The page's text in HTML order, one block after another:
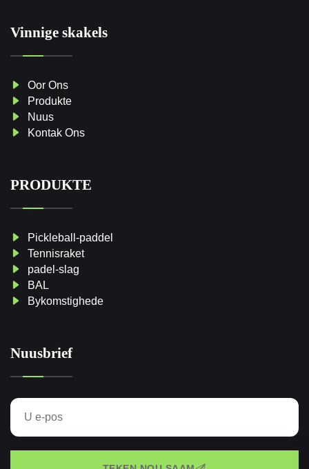
Vinnige skakels
Oor Ons
Produkte
Nuus
Kontak Ons
PRODUKTE
Pickleball-paddel
Tennisraket
padel-slag
BAL
Bykomstighede
Nuusbrief